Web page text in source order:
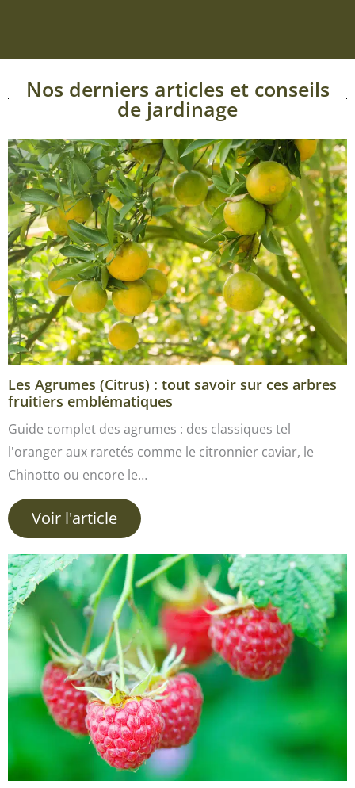
Nos derniers articles et conseils
de jardinage
Les Agrumes (Citrus) : tout savoir sur ces arbres
fruitiers emblématiques
Guide complet des agrumes : des classiques tel
l'oranger aux raretés comme le citronnier caviar, le
Chinotto ou encore le…
Voir l'article